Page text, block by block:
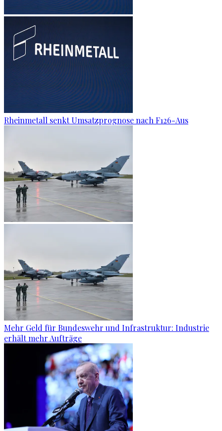
Rheinmetall senkt Umsatzprognose nach F126-Aus
Mehr Geld für Bundeswehr und Infrastruktur: Industrie
erhält mehr Aufträge